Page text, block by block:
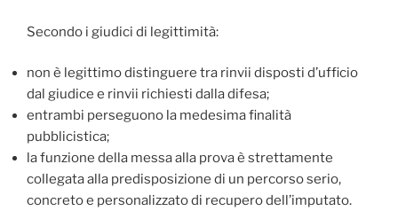
Secondo i giudici di legittimità:
non è legittimo distinguere tra rinvii disposti d’ufficio
dal giudice e rinvii richiesti dalla difesa;
entrambi perseguono la medesima finalità
pubblicistica;
la funzione della messa alla prova è strettamente
collegata alla predisposizione di un percorso serio,
concreto e personalizzato di recupero dell’imputato.